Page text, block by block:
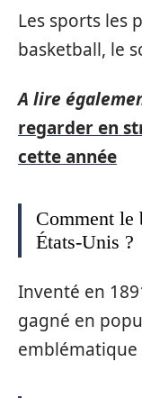
Les sports les
basketball, le
A lire
regarder en
cette année
Comment le
États-Unis ?
Inventé en
gagné en
emblématique